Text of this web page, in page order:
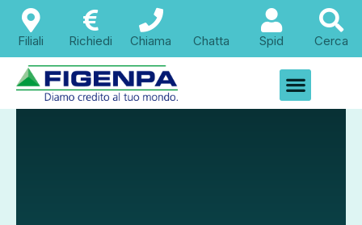
Filiali Richiedi Chiama Chatta Spid Cerca